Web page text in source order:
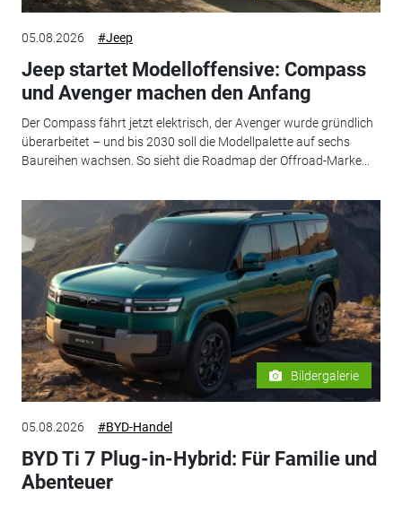
05.08.2026 #Jeep
Jeep startet Modelloffensive: Compass
und Avenger machen den Anfang
Der Compass fährt jetzt elektrisch, der Avenger wurde gründlich
überarbeitet – und bis 2030 soll die Modellpalette auf sechs
Baureihen wachsen. So sieht die Roadmap der Offroad-Marke...
Bildergalerie
05.08.2026 #BYD-Handel
BYD Ti 7 Plug-in-Hybrid: Für Familie und
Abenteuer